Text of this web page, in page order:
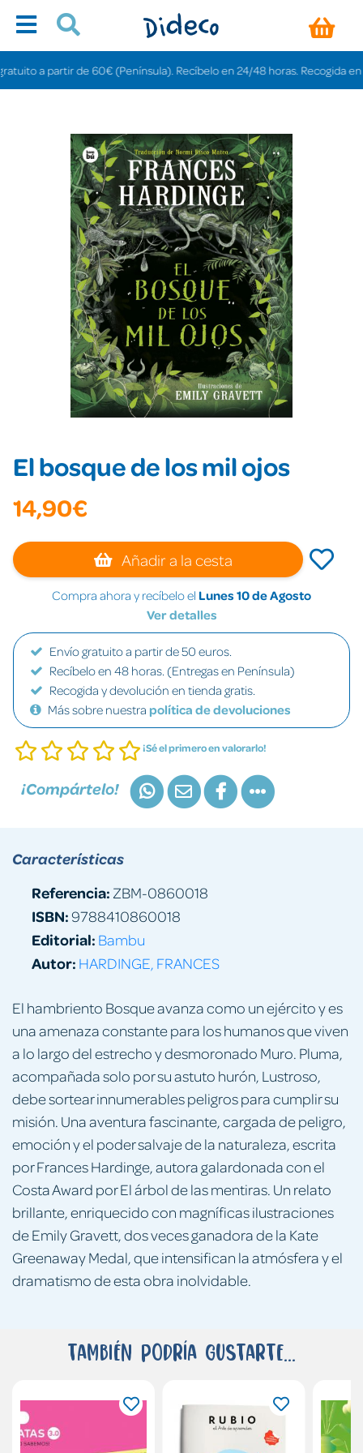
a partir de 60€ (Península). Recíbelo en 24/48 horas. Recogida en
El bosque de los mil ojos
14,90€
Añadir a la cesta
Compra ahora y recíbelo el Lunes 10 de Agosto
Ver detalles
Envío gratuito a partir de 50 euros.
Recíbelo en 48 horas. (Entregas en Península)
Recogida y devolución en tienda gratis.
Más sobre nuestra política de devoluciones
¡Sé el primero en valorarlo!
¡Compártelo!
El hambriento Bosque avanza como un ejército y es
una amenaza constante para los humanos que viven
a lo largo del estrecho y desmoronado Muro. Pluma,
acompañada solo por su astuto hurón, Lustroso,
debe sortear innumerables peligros para cumplir su
misión. Una aventura fascinante, cargada de peligro,
emoción y el poder salvaje de la naturaleza, escrita
por Frances Hardinge, autora galardonada con el
Costa Award por El árbol de las mentiras. Un relato
brillante, enriquecido con magníficas ilustraciones
de Emily Gravett, dos veces ganadora de la Kate
Greenaway Medal, que intensifican la atmósfera y el
dramatismo de esta obra inolvidable.
Características
Referencia: ZBM-0860018
ISBN:9788410860018
Editorial: Bambu
Autor: HARDINGE, FRANCES
También podría gustarte...